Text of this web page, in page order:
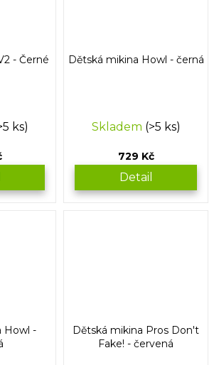
- Černé
ks)
Dětská mikina Howl - černá
Skladem (>5 ks)
729 Kč
Detail
Howl -
Dětská mikina Pros Don't
Fake! - červená